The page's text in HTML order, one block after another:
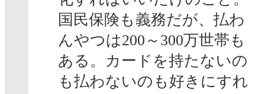
国民保険も義務だが、払わ
んやつは200～300万世帯も
ある。カードを持たないの
も払わないのも好きにすれ